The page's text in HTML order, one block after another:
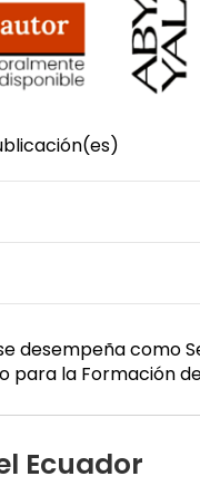
UNAE
como
la Formación de
Ecuador